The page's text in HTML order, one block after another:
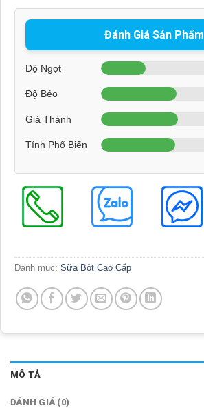
Đánh Giá Sản Phẩm
Độ Ngọt
Độ Béo
Giá Thành
Tính Phổ Biến
Danh mục: Sữa Bột Cao Cấp
MÔ TẢ
ĐÁNH GIÁ (0)